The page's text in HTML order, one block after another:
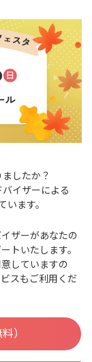
したか？
イザーによる
います。
ザーがあなたの
トいたします。
していますの
スもご利用くだ
）